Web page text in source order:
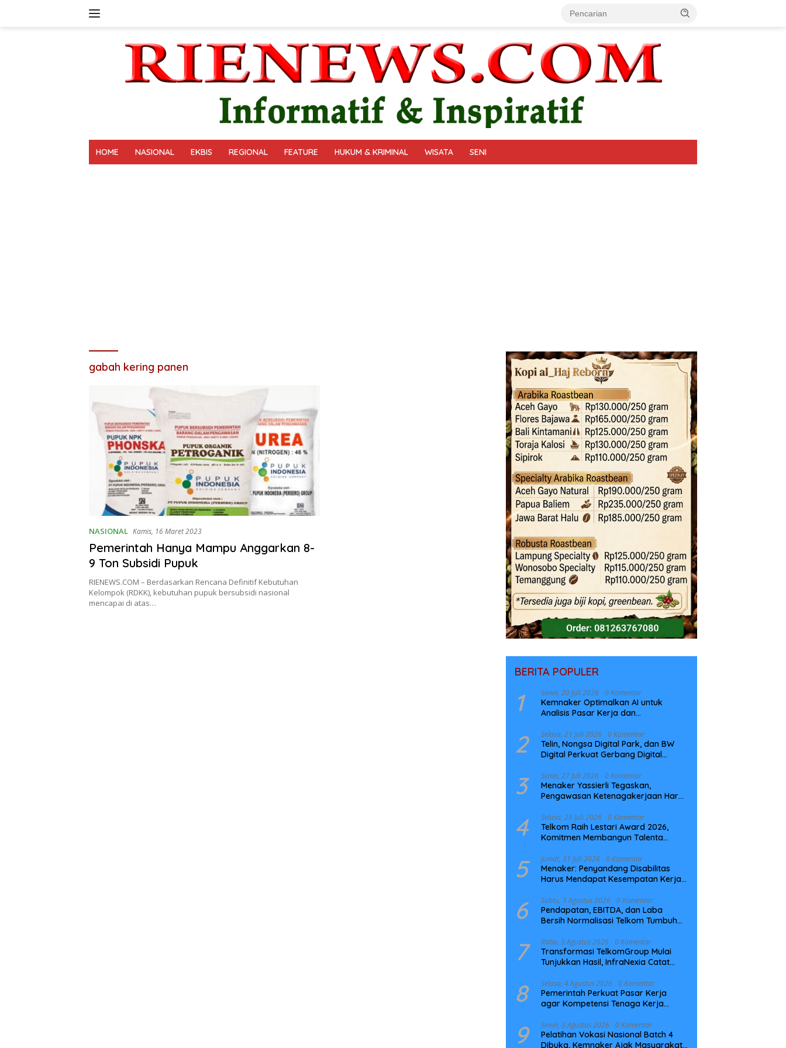
HOME NASIONAL EKBIS REGIONAL FEATURE HUKUM & KRIMINAL WISATA SENI
gabah kering panen
NASIONAL Kamis, 16 Maret 2023
Pemerintah Hanya Mampu Anggarkan 8-
9 Ton Subsidi Pupuk
RIENEWS.COM – Berdasarkan Rencana Definitif Kebutuhan
Kelompok (RDKK), kebutuhan pupuk bersubsidi nasional
mencapai di atas…
BERITA POPULER
1 Senin, 20 Juli 2026 0 Komentar
Kemnaker Optimalkan AI untuk
Analisis Pasar Kerja dan
2 Selasa, 21 Juli 2026 0 Komentar
Telin, Nongsa Digital Park, dan BW
Digital Perkuat Gerbang Digital
NCC
3 Senin, 27 Juli 2026 0 Komentar
Menaker Yassierli Tegaskan,
Pengawasan Ketenagakerjaan Harus
4 Selasa, 28 Juli 2026 0 Komentar
Telkom Raih Lestari Award 2026,
Komitmen Membangun Talenta
5 Jumat, 31 Juli 2026 0 Komentar
Menaker: Penyandang Disabilitas
Harus Mendapat Kesempatan Kerja
6 Sabtu, 1 Agustus 2026 0 Komentar
Pendapatan, EBITDA, dan Laba
Bersih Normalisasi Telkom Tumbuh
7 Rabu, 5 Agustus 2026 0 Komentar
Transformasi TelkomGroup Mulai
Tunjukkan Hasil, InfraNexia Catat
Digital Nasional
8 Selasa, 4 Agustus 2026 0 Komentar
Pemerintah Perkuat Pasar Kerja
agar Kompetensi Tenaga Kerja
9 Senin, 3 Agustus 2026 0 Komentar
Pelatihan Vokasi Nasional Batch 4
Dibuka, Kemnaker Ajak Masyarakat